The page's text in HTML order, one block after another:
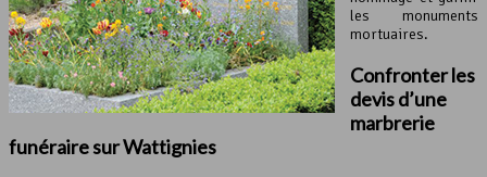
les monuments
mortuaires.
Confronter les
devis d’une
marbrerie
funérairesur Wattignies